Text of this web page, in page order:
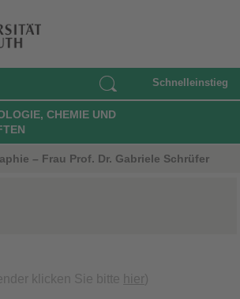
Schnelleinstieg
CHEMIE UND
– Frau Prof. Dr. Gabriele Schrüfer
klicken Sie bitte hier)